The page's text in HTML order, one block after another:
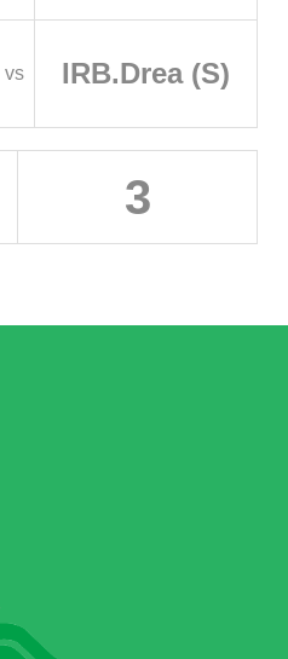
vs IRB.Drea (S)
3